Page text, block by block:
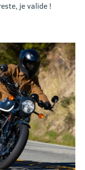
je valide !